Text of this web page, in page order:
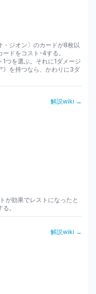
・ジオン〕のカードが8枚以
ドをコスト-4する。
1つを選ぶ。それに1ダメージ
》を持つなら、かわりに3ダ
解説wiki →
が効果でレストになったと
。
解説wiki →